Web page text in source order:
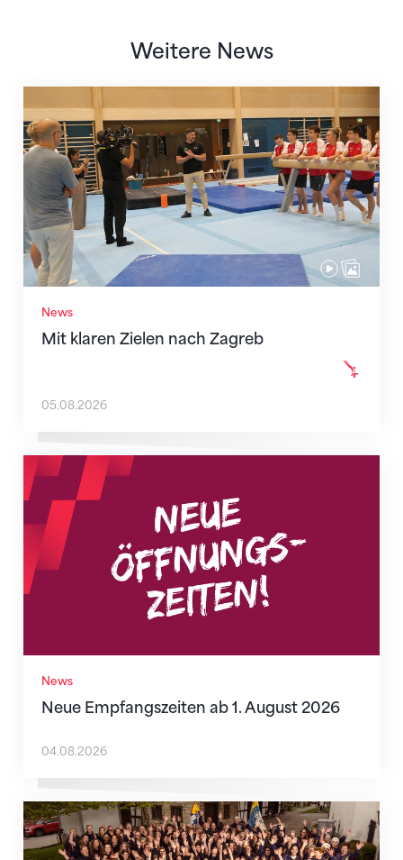
Weitere News
News
Mit klaren Zielen nach Zagreb
Mit klaren Zielen nach Zagreb
05.08.2026
News
Neue Empfangszeiten ab 1. August 2026
Neue Empfangszeiten ab 1. August 2026
04.08.2026
Mitmachen ist selbstverständlich